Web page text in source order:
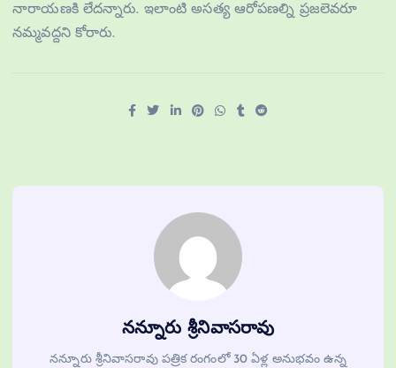
నారాయ‌ణ‌కి లేద‌న్నారు. ఇలాంటి అస‌త్య ఆరోప‌ణ‌ల్ని ప్ర‌జలెవ‌రూ
న‌మ్మ‌వ‌ద్ద‌ని కోరారు.
నన్నూరు శ్రీనివాసరావు
నన్నూరు శ్రీనివాసరావు పత్రిక రంగంలో 30 ఏళ్ల అనుభవం ఉన్న